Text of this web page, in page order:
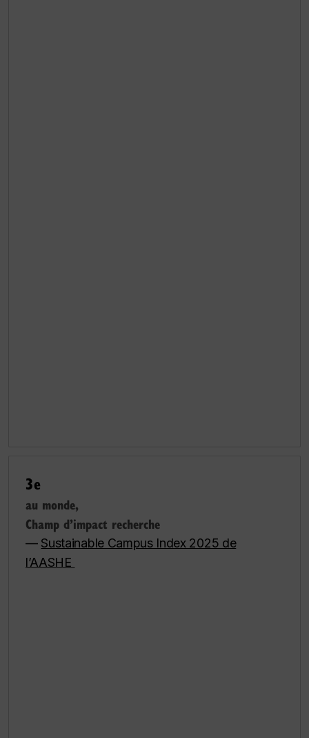
3e
au monde,
Champ d’impact recherche
— Sustainable Campus Index 2025 de
l’AASHE